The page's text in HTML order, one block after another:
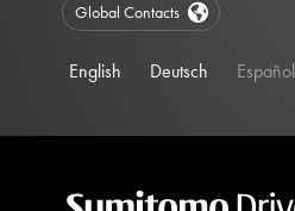
Global Contacts
English Deutsch Español